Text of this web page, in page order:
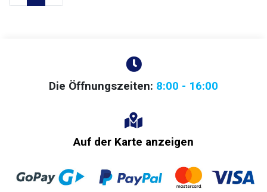
Die Öffnungszeiten: 8:00 - 16:00
Auf der Karte anzeigen